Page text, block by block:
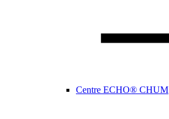
Centre ECHO® CHUM